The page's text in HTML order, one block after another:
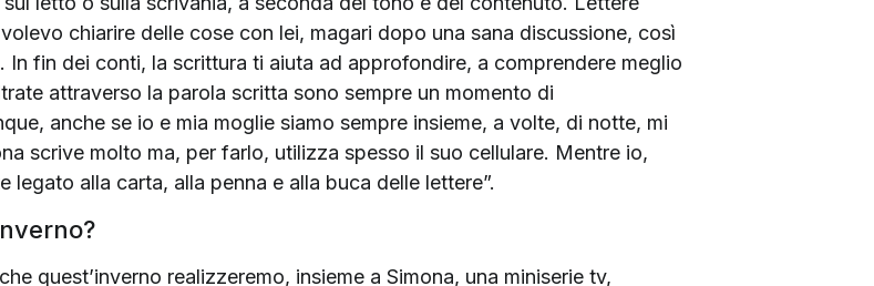
chiarire delle cose con lei, magari dopo una sana discussione, così
In fin dei conti, la scrittura ti aiuta ad approfondire, a comprendere meglio
attraverso la parola scritta sono sempre un momento di
anche se io e mia moglie siamo sempre insieme, a volte, di notte, mi
scrive molto ma, per farlo, utilizza spesso il suo cellulare. Mentre io,
alla carta, alla penna e alla buca delle lettere”.
quest’inverno realizzeremo, insieme a Simona, una miniserie tv,